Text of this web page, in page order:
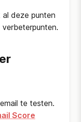
deze punten
te testen.
Score